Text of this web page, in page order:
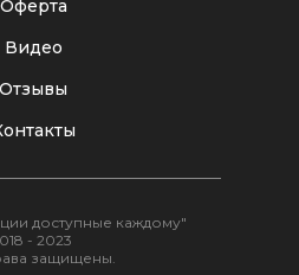
Оферта
Видео
Отзывы
доступные каждому"
- 2023
защищены.